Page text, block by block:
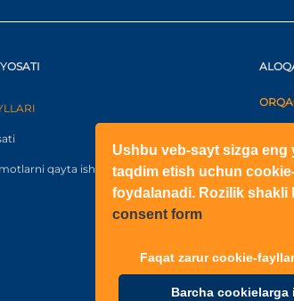
Ushbu veb-sayt sizga eng
taqdim etish uchun
foydalanadi. Rozilik shakli
consent form
Faqat zarur cookie-
Barcha cookielarga
qayta ishlash bo‘yicha kelishuv